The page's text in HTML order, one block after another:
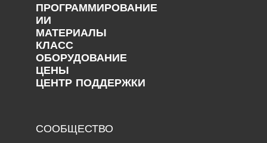
ПРОГРАММИРОВАНИЕ
ИИ
МАТЕРИАЛЫ
КЛАСС
ОБОРУДОВАНИЕ
ЦЕНЫ
ЦЕНТР ПОДДЕРЖКИ
СООБЩЕСТВО